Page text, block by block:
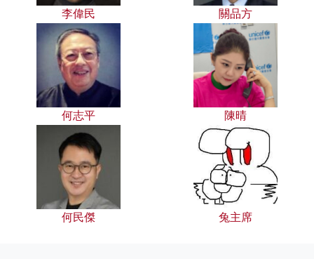
李偉民 關品方
何志平 陳晴
何民傑 兔主席